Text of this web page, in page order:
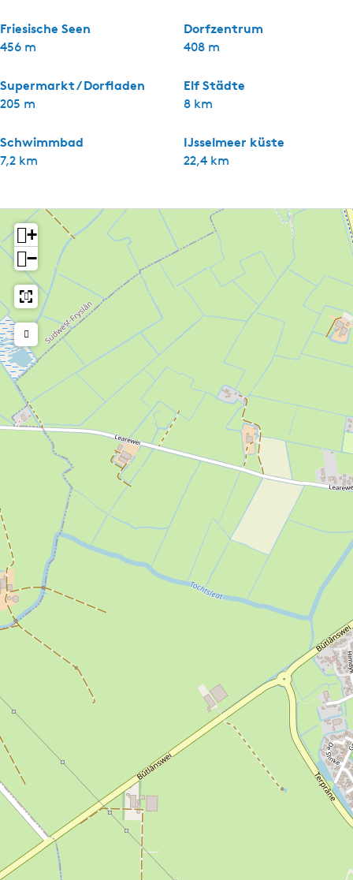
Friesische Seen
456 m
Dorfzentrum
408 m
Supermarkt / Dorfladen
205 m
Elf Städte
8 km
Schwimmbad
7,2 km
IJsselmeer küste
22,4 km
+
−